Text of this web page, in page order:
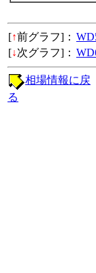
[↑前グラフ]：
[↓次グラフ]：
相場情報に戻
る